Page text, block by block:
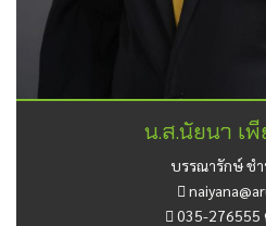
น.ส.นัยนา เพี
บรรณารักษ์ ช
035-276555